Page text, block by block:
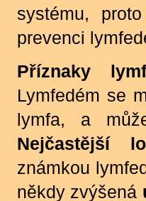
systému,
prevenci
Příznaky
Lymfedém se
lymfa, a
Nejčastější
známkou
někdy zvýšená